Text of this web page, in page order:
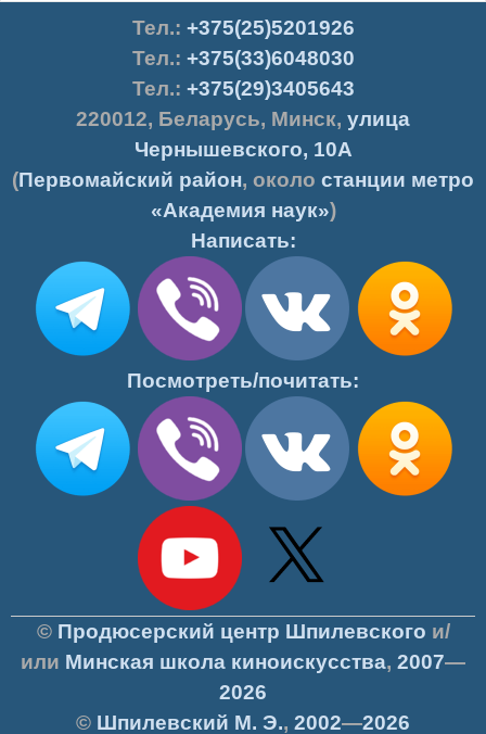
Тел.: +375(25)5201926
Тел.: +375(33)6048030
Тел.: +375(29)3405643
220012, Беларусь, Минск, улица
Чернышевского, 10А
(Первомайский район, около станции метро
«Академия наук»)
Написать:
Посмотреть/почитать:
© Продюсерский центр Шпилевского и/
или Минская школа киноискусства, 2007—
2026
© Шпилевский М. Э., 2002—2026